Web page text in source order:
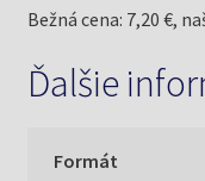
Bežná cena: 7,20 €,
Ďalšie
Formát